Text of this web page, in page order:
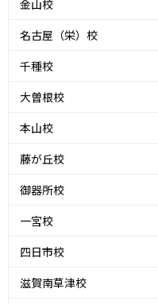
金山校
名古屋（栄）校
千種校
大曽根校
本山校
藤が丘校
御器所校
一宮校
四日市校
滋賀南草津校